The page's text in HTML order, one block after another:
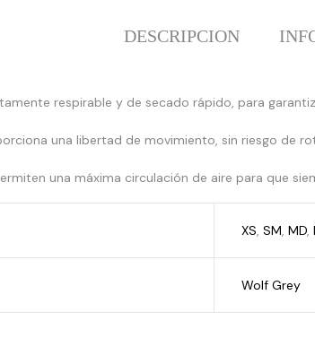
DESCRIPCION
respirable y de secado rápido, para
una libertad de movimiento, sin riesgo de
una máxima circulación de aire para que
XS, SM, MD,
Wolf Grey